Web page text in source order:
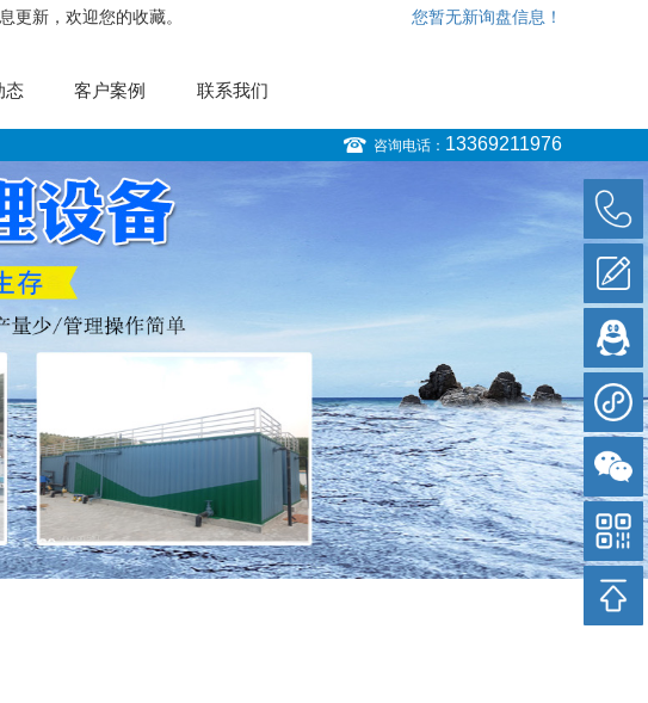
更新，欢迎您的收藏。 您暂无新询盘信息！
态 客户案例 联系我们
咨询电话： 13369211976